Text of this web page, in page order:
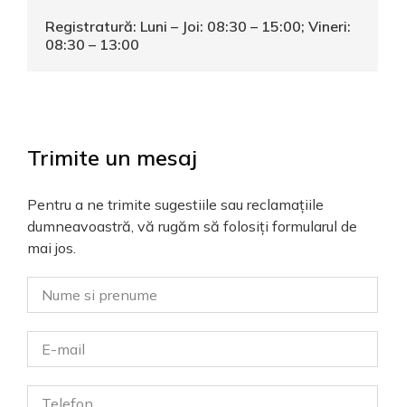
Registratură: Luni – Joi: 08:30 – 15:00; Vineri:
08:30 – 13:00
Trimite un mesaj
Pentru a ne trimite sugestiile sau reclamațiile
dumneavoastră, vă rugăm să folosiți formularul de
mai jos.